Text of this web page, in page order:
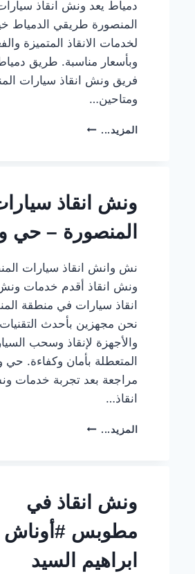
دمياط يعد ونش انقاذ
المنصورة طريقي الدمياط
لخدمات الانقاذ المتميزة
وبأسعار مناسبة. طريق
فريق ونش انقاذ سيارات
ومتاحين…
المزيد... ونش
طريق
دمياط
ونش انقاذ
المنصورة –
نش وانش انقاذ سيارات
ونش انقاذ أقدم خدمات
انقاذ سيارات في منطقة
نحن مجهزين بأحدث التقنيات
والأجهزة لإنقاذ وسحب
المتعطلة بأمان وكفاءة.
مراجعة بعد تجربة خدمات
انقاذ…
المزيد... ونش
وسط
ونش انقاذ في
مطوبس #أوناش
ابراهيم السيد